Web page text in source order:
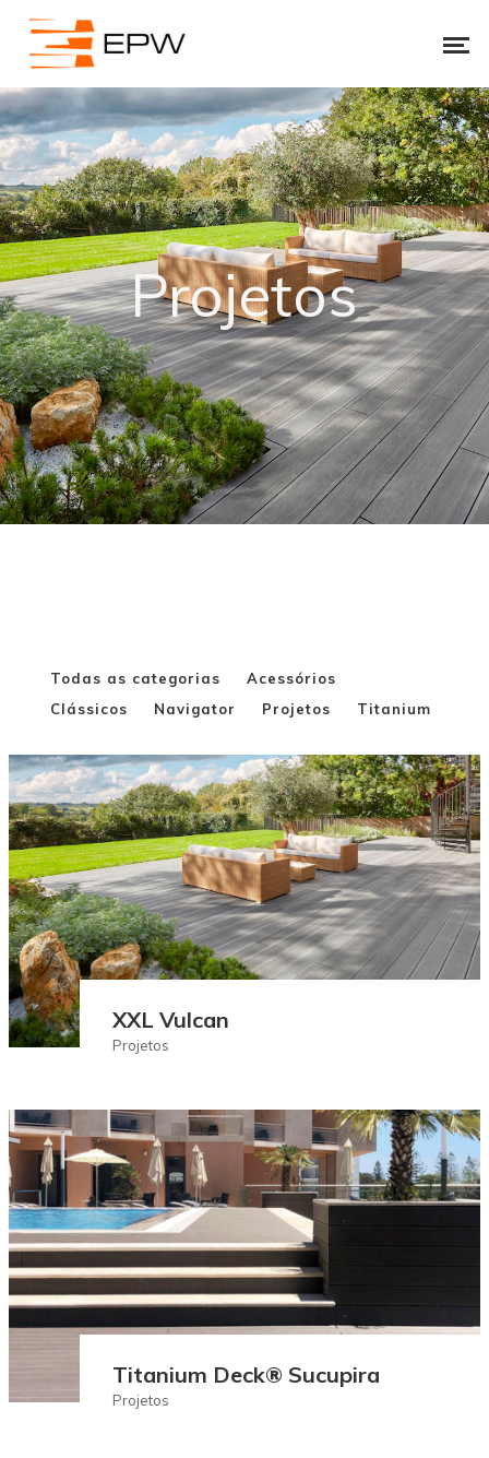
Projetos
Todas as categorias
Acessórios
Clássicos
Navigator Projetos Titanium
XXL Vulcan
Projetos
Titanium Deck® Sucupira
Projetos